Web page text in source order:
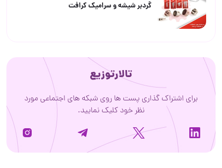
گردبر شیشه و سرامیک کرافت
تالارتوزیع
برای اشتراک گذاری پست ها روی شبکه های اجتماعی مورد
نظر خود کلیک نمایید.